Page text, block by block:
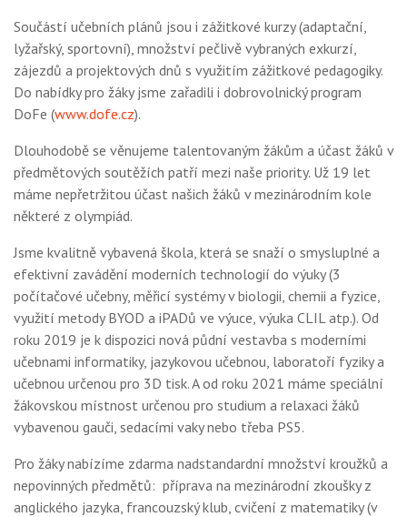
Součástí učebních plánů jsou i zážitkové kurzy (adaptační,
lyžařský, sportovní), množství pečlivě vybraných exkurzí,
zájezdů a projektových dnů s využitím zážitkové pedagogiky.
Do nabídky pro žáky jsme zařadili i dobrovolnický program
DoFe (www.dofe.cz).
Dlouhodobě se věnujeme talentovaným žákům a účast žáků v
předmětových soutěžích patří mezi naše priority. Už 19 let
máme nepřetržitou účast našich žáků v mezinárodním kole
některé z olympiád.
Jsme kvalitně vybavená škola, která se snaží o smysluplné a
efektivní zavádění moderních technologií do výuky (3
počítačové učebny, měřicí systémy v biologii, chemii a fyzice,
využití metody BYOD a iPADů ve výuce, výuka CLIL atp.). Od
roku 2019 je k dispozici nová půdní vestavba s moderními
učebnami informatiky, jazykovou učebnou, laboratoří fyziky a
učebnou určenou pro 3D tisk. A od roku 2021 máme speciální
žákovskou místnost určenou pro studium a relaxaci žáků
vybavenou gauči, sedacími vaky nebo třeba PS5.
Pro žáky nabízíme zdarma nadstandardní množství kroužků a
nepovinných předmětů: příprava na mezinárodní zkoušky z
anglického jazyka, francouzský klub, cvičení z matematiky (v